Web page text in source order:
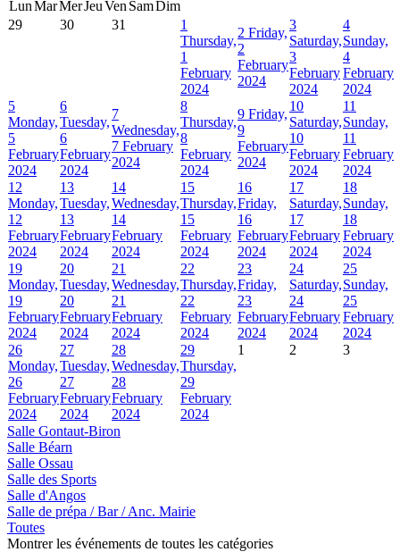
LunMarMerJeuVen SamDim
29
30 31
1
Thursday,
1
February
2024
2 Friday,
2
February
2024
3
Saturday,
3
February
2024
4
Sunday,
4
February
2024
5
Monday,
5
February
2024
6
Tuesday,
6
February
2024
7
Wednesday,
7 February
2024
8
Thursday,
8
February
2024
9 Friday,
9
February
2024
10
Saturday,
10
February
2024
11
Sunday,
11
February
2024
12
Monday,
12
February
2024
13
Tuesday,
13
February
2024
14
Wednesday,
14
February
2024
15
Thursday,
15
February
2024
16
Friday,
16
February
2024
17
Saturday,
17
February
2024
18
Sunday,
18
February
2024
19
Monday,
19
February
2024
20
Tuesday,
20
February
2024
21
Wednesday,
21
February
2024
22
Thursday,
22
February
2024
23
Friday,
23
February
2024
24
Saturday,
24
February
2024
25
Sunday,
25
February
2024
26
Monday,
26
February
2024
27
Tuesday,
27
February
2024
28
Wednesday,
28
February
2024
29
Thursday,
29
February
2024
1 2 3
Salle Gontaut-Biron
Salle Béarn
Salle Ossau
Salle des Sports
Salle d'Angos
Salle de prépa / Bar / Anc. Mairie
Toutes
Montrer les événements de toutes les catégories